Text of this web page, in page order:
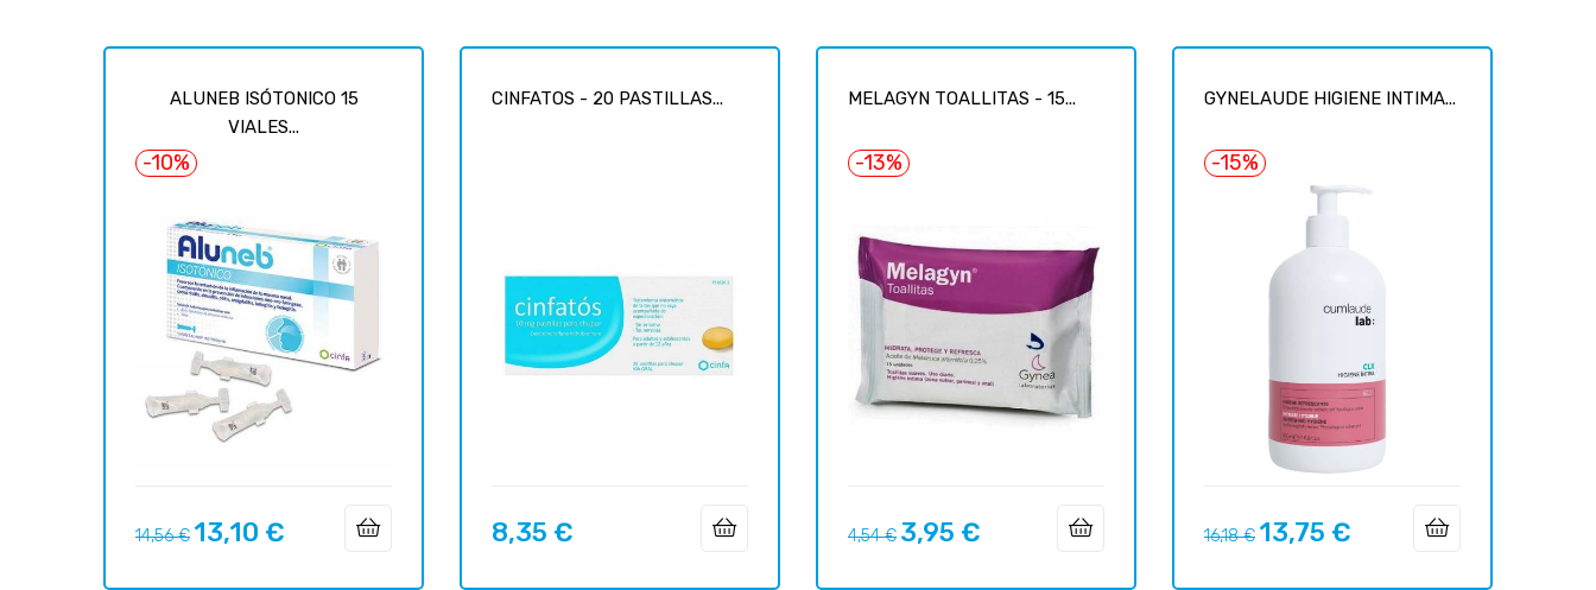
ALUNEB ISÓTONICO 15
VIALES...
-10%
Prix
14,56 € Prix
13,10 €
CINFATOS - 20 PASTILLAS...
Prix
8,35 €
MELAGYN TOALLITAS - 15...
-13%
Prix
4,54 € Prix
3,95 €
GYNELAUDE HIGIENE INTIMA...
-15%
Prix
16,18 € Prix
13,75 €